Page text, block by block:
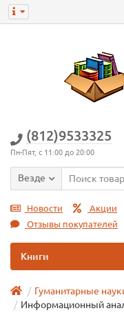
(812)9533325
Пн-Пят, с 11:00 до 20:00
Везде
Новости Акции
Отзывы покупателей
Книги
Гуманитарные
Информационный